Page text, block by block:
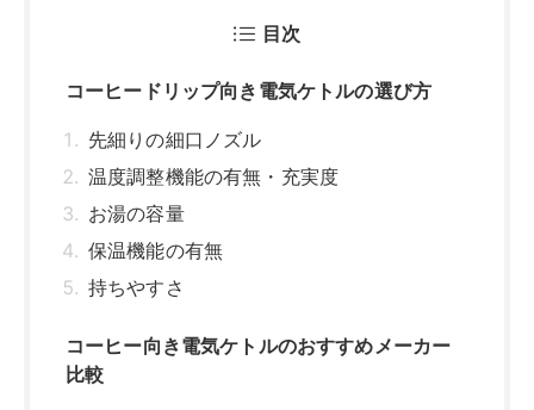
目次
コーヒードリップ向き電気ケトルの選び方
先細りの細口ノズル
温度調整機能の有無・充実度
お湯の容量
保温機能の有無
持ちやすさ
コーヒー向き電気ケトルのおすすめメーカー
比較